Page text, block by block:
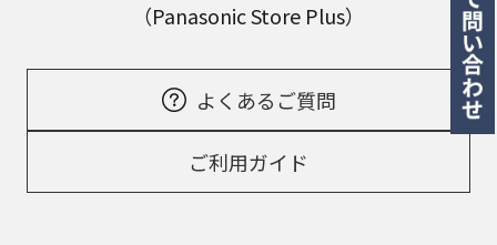
（Panasonic Store Plus）
よくあるご質問
ご利用ガイド